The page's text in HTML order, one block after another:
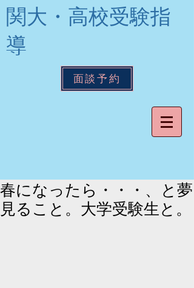
関大・高校受験指
導
面談予約
春になったら・・・、と夢
見ること。大学受験生と。